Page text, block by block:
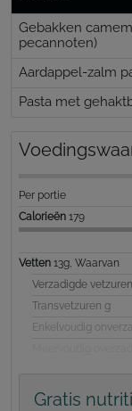
Gebakken
pecannoten)
Aardappel-zalm
Pasta met
Per portie
Calorieën 179
Vetten 13g, Waarvan
Verzadigde
Transvetzuren g
Enkelvoudig
Gratis